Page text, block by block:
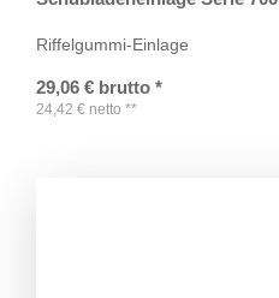
Riffelgummi-Einlage
29,06 € brutto *
24,42 € netto **